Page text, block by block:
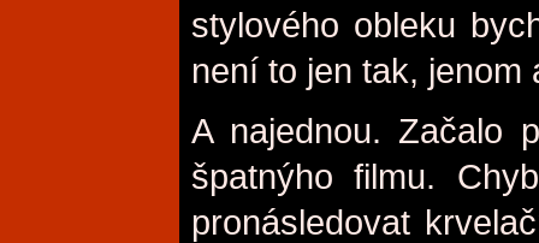
stylového obleku
není to jen tak, jenom
A najednou. Začalo
špatnýho filmu.
pronásledovat